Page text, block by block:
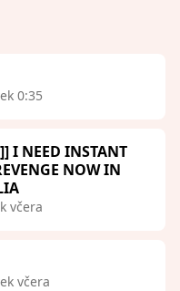
0:35
I NEED INSTANT
NOW IN
včera
včera